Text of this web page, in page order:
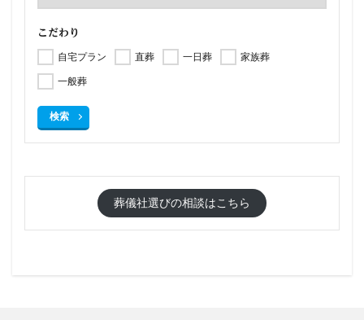
こだわり
自宅プラン 直葬 一日葬
家族葬
一般葬
検索
葬儀社選びの相談はこちら